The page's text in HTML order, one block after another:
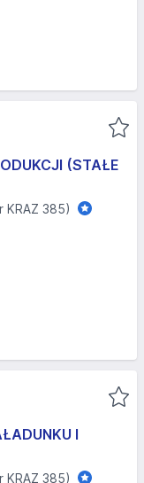
(STAŁE
KRAZ 385)
I
KRAZ 385)